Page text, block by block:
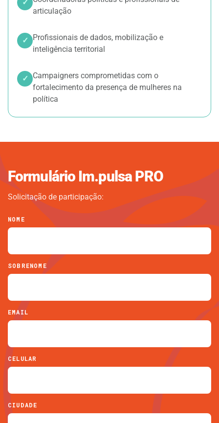
✓
articulação
✓
Profissionais de dados, mobilização e
inteligência territorial
✓
Campaigners comprometidas com o
fortalecimento da presença de mulheres na
política
Formulário Im.pulsa PRO
Solicitação de participação:
NOME
SOBRENOME
EMAIL
CELULAR
CIUDADE